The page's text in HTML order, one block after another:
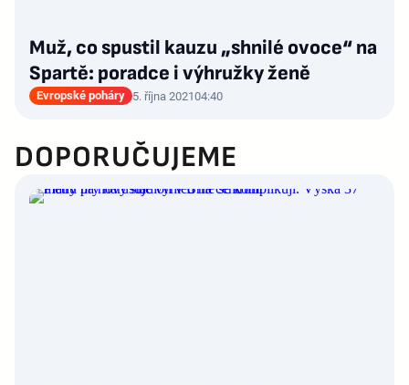
Muž, co spustil kauzu „shnilé ovoce“ na
Spartě: poradce i výhružky ženě
Evropské poháry 5. října 202104:40
DOPORUČUJEME